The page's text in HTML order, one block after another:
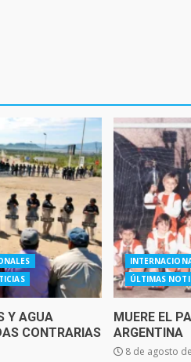
Y AGUA
CONTRARIAS
ÚLTIMAS
MUERE EL
ARGENTINA
8 de agosto